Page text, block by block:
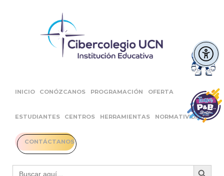
INICIO CONÓZCANOS PROGRAMACIÓN OFERTA
ESTUDIANTES CENTROS HERRAMIENTAS NORMATIVIDAD
CONTÁCTANOS
Buscar: Botón